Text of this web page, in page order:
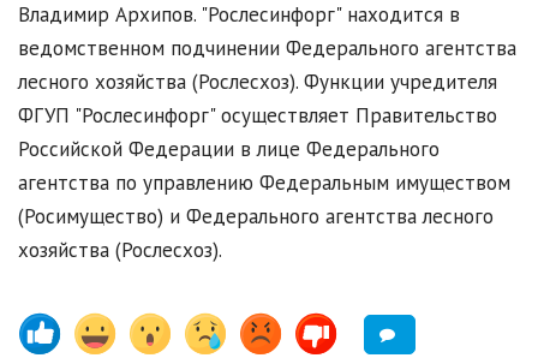
Владимир Архипов. "Рослесинфорг" находится в
ведомственном подчинении Федерального агентства
лесного хозяйства (Рослесхоз). Функции учредителя
ФГУП "Рослесинфорг" осуществляет Правительство
Российской Федерации в лице Федерального
агентства по управлению Федеральным имуществом
(Росимущество) и Федерального агентства лесного
хозяйства (Рослесхоз).